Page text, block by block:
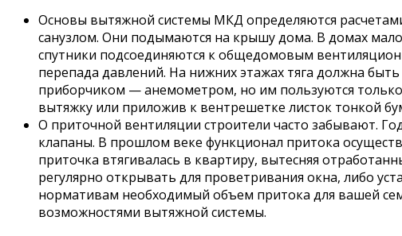
Основы вытяжной системы МКД определяются
санузлом. Они подымаются на крышу дома. В домах
спутники подсоединяются к общедомовым
перепада давлений. На нижних этажах тяга должна
приборчиком — анемометром, но им пользуются только
вытяжку или приложив к вентрешетке листок тонкой
О приточной вентиляции строители часто забывают.
клапаны. В прошлом веке функционал притока
приточка втягивалась в квартиру, вытесняя
регулярно открывать для проветривания окна, либо
нормативам необходимый объем притока для вашей
возможностями вытяжной системы.